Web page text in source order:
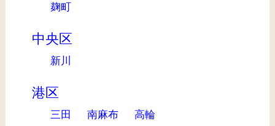
麹町
中央区
新川
港区
三田 南麻布 高輪